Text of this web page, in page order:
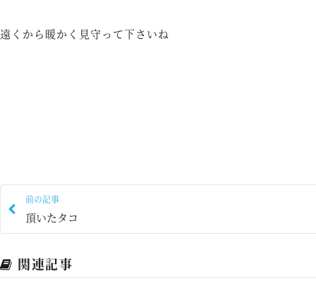
遠くから暖かく見守って下さいね
前の記事
頂いたタコ
関連記事